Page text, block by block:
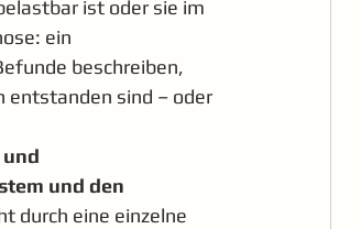
ist oder sie im
ein
beschreiben,
entstanden sind – oder
und den
durch eine einzelne